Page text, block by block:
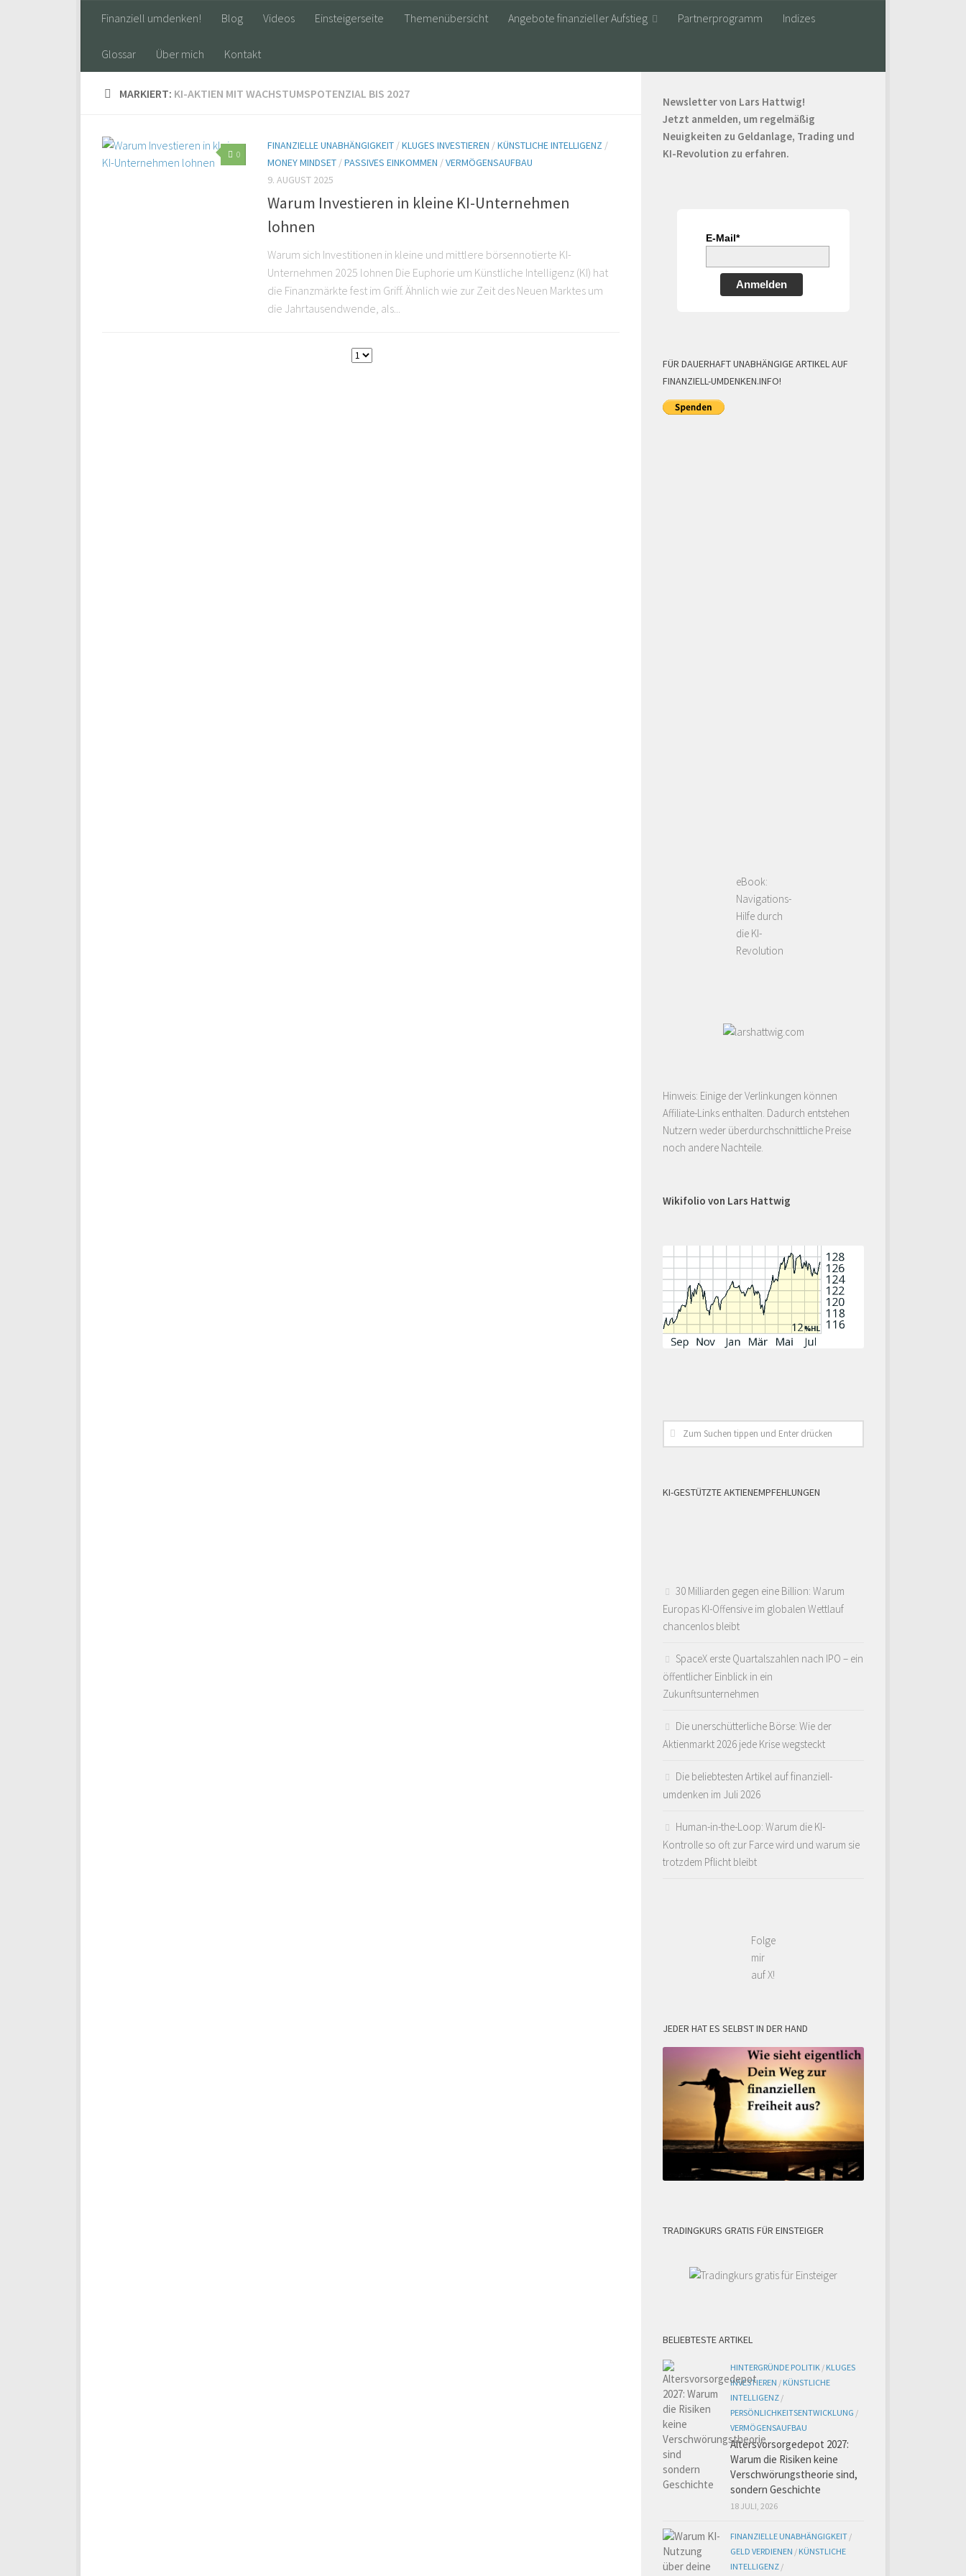
Finanziell umdenken! Blog Videos Einsteigerseite Themenübersicht Angebote finanzieller Aufstieg Partnerprogramm Indizes
Glossar Über mich Kontakt
MARKIERT: KI-AKTIEN MIT WACHSTUMSPOTENZIAL BIS 2027
0
FINANZIELLE UNABHÄNGIGKEIT /KLUGES INVESTIEREN /KÜNSTLICHE INTELLIGENZ /
MONEY MINDSET /PASSIVES EINKOMMEN /VERMÖGENSAUFBAU
9. AUGUST 2025
Warum Investieren in kleine KI-Unternehmen
lohnen
Warum sich Investitionen in kleine und mittlere börsennotierte KI-
Unternehmen 2025 lohnen Die Euphorie um Künstliche Intelligenz (KI) hat
die Finanzmärkte fest im Griff. Ähnlich wie zur Zeit des Neuen Marktes um
die Jahrtausendwende, als...
Newsletter von Lars Hattwig!
Jetzt anmelden, um regelmäßig
Neuigkeiten zu Geldanlage, Trading und
KI-Revolution zu erfahren.
E-Mail*
Anmelden
FÜR DAUERHAFT UNABHÄNGIGE ARTIKEL AUF
FINANZIELL-UMDENKEN.INFO!
eBook:
Navigations-
Hilfe durch
die KI-
Revolution
Hinweis: Einige der Verlinkungen können
Affiliate-Links enthalten. Dadurch entstehen
Nutzern weder überdurchschnittliche Preise
noch andere Nachteile.
Wikifolio von Lars Hattwig
KI-GESTÜTZTE AKTIENEMPFEHLUNGEN
30 Milliarden gegen eine Billion: Warum
Europas KI-Offensive im globalen Wettlauf
chancenlos bleibt
SpaceX erste Quartalszahlen nach IPO – ein
öffentlicher Einblick in ein
Zukunftsunternehmen
Die unerschütterliche Börse: Wie der
Aktienmarkt 2026 jede Krise wegsteckt
Die beliebtesten Artikel auf finanziell-
umdenken im Juli 2026
Human-in-the-Loop: Warum die KI-
Kontrolle so oft zur Farce wird und warum sie
trotzdem Pflicht bleibt
Folge
mir
auf X!
JEDER HAT ES SELBST IN DER HAND
TRADINGKURS GRATIS FÜR EINSTEIGER
BELIEBTESTE ARTIKEL
HINTERGRÜNDE POLITIK / KLUGES
INVESTIEREN / KÜNSTLICHE
INTELLIGENZ /
PERSÖNLICHKEITSENTWICKLUNG /
VERMÖGENSAUFBAU
Altersvorsorgedepot 2027:
Warum die Risiken keine
Verschwörungstheorie sind,
sondern Geschichte
18 JULI, 2026
FINANZIELLE UNABHÄNGIGKEIT /
GELD VERDIENEN / KÜNSTLICHE
INTELLIGENZ /